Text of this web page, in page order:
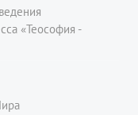
«Теософия -